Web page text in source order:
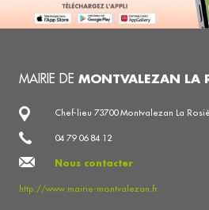
MAIRIE DE MONTVALEZAN LA
Chef-lieu 73700 Montvalezan La
04 79 06 84 12
Nous contacter
http://www.mairie-montvalezan.fr